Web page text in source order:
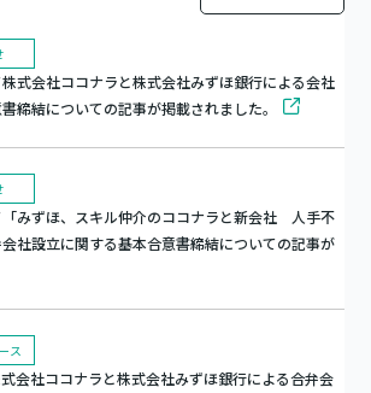
株式会社ココナラと株式会社みずほ銀行による会社
締結についての記事が掲載されました。
「みずほ、スキル仲介のココナラと新会社 人手不
社設立に関する基本合意書締結についての記事が
ス
式会社ココナラと株式会社みずほ銀行による合弁会